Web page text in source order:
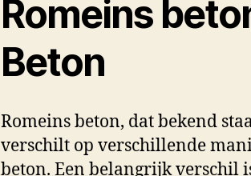
Romeins
Beton
Romeins beton, dat bekend
verschilt op verschillende
beton. Een belangrijk verschil